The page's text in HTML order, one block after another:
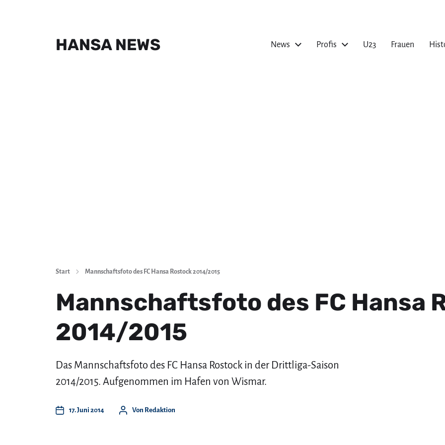
HANSA NEWS News Profis U23 Frauen
Start Mannschaftsfoto des FC Hansa Rostock 2014/2015
Mannschaftsfoto des FC Hansa
2014/2015
Das Mannschaftsfoto des FC Hansa Rostock in der Drittliga-Saison
2014/2015. Aufgenommen im Hafen von Wismar.
17. Juni 2014 Von Redaktion